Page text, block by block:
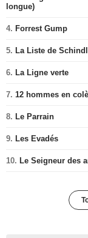
longue)
4. Forrest Gump
5. La Liste de
6. La Ligne verte
7. 12 hommes en
8. Le Parrain
9. Les Evadés
10. Le Seigneur des